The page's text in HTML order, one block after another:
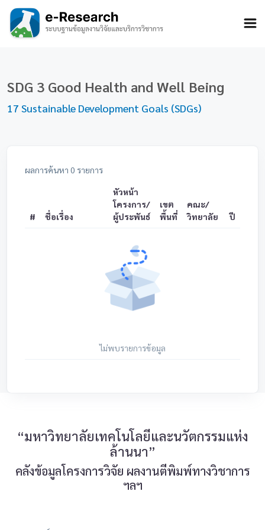
SDG 3 Good Health and Well Being
17 Sustainable Development Goals (SDGs)
ผลการค้นหา 0 รายการ
# ชื่อเรื่อง
หัวหน้า
โครงการ/
ผู้ประพันธ์
เขต
พื้นที่
คณะ/
วิทยาลัย
ปี
ไม่พบรายการข้อมูล
“มหาวิทยาลัยเทคโนโลยีและนวัตกรรมแห่ง
ล้านนา”
คลังข้อมูลโครงการวิจัย ผลงานตีพิมพ์ทางวิชาการ
ฯลฯ